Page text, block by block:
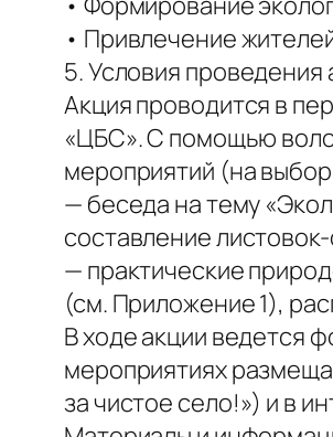
• Привлечение
5. Условия проведения
Акция проводится в
«ЦБС». С помощью
мероприятий (на
— беседа на тему
составление
— практические
(см. Приложение 1),
В ходе акции ведется
мероприятиях
за чистое село!») и в